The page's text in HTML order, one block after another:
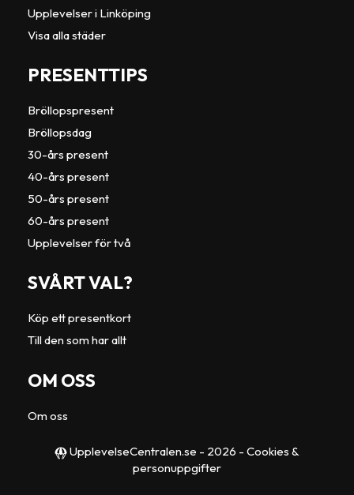
Upplevelser i Linköping
Visa alla städer
PRESENTTIPS
Bröllopspresent
Bröllopsdag
30-års present
40-års present
50-års present
60-års present
Upplevelser för två
SVÅRT VAL?
Köp ett presentkort
Till den som har allt
OM OSS
Om oss
UpplevelseCentralen.se - 2026 - Cookies &
personuppgifter